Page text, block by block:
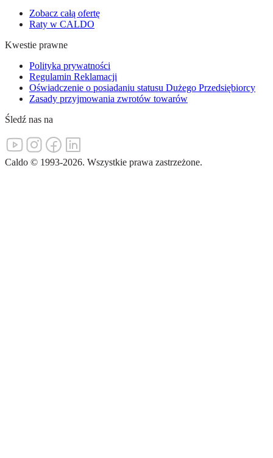
Zobacz całą ofertę
Raty w CALDO
Kwestie prawne
Polityka prywatności
Regulamin Reklamacji
Oświadczenie o posiadaniu statusu Dużego Przedsiębiorcy
Zasady przyjmowania zwrotów towarów
Śledź nas na
Caldo © 1993-2026. Wszystkie prawa zastrzeżone.